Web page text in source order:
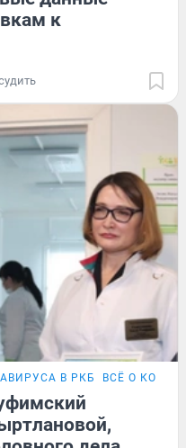
к
В РКБ ВСЁ О